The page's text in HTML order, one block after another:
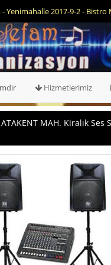
- Kazan 2017-2-16 - Bistro
Hizmetlerimiz
MAH. Kiralık